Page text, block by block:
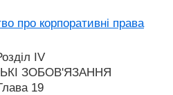
про корпоративні права
IV
ЗОБОВ'ЯЗАННЯ
19